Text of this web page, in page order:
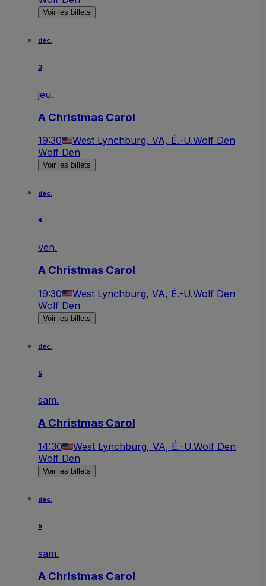
Voir les billets
déc.
3
jeu.
A Christmas Carol
19:30 West Lynchburg, VA, É.-U.Wolf Den
Wolf Den
Voir les billets
déc.
4
ven.
A Christmas Carol
19:30 West Lynchburg, VA, É.-U.Wolf Den
Wolf Den
Voir les billets
déc.
5
sam.
A Christmas Carol
14:30 West Lynchburg, VA, É.-U.Wolf Den
Wolf Den
Voir les billets
déc.
5
sam.
A Christmas Carol